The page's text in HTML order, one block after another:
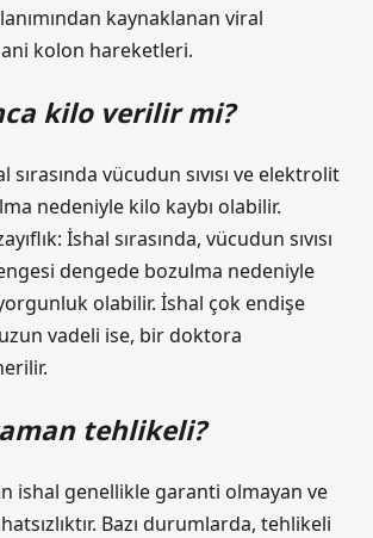
kaynaklanan viral
kolon hareketleri.
kilo verilir mi?
sırasında vücudun sıvısı ve elektrolit
nedeniyle kilo kaybı olabilir.
İshal sırasında, vücudun sıvısı
dengede bozulma nedeniyle
olabilir. İshal çok endişe
vadeli ise, bir doktora
tehlikeli?
ishal genellikle garanti olmayan ve
Bazı durumlarda, tehlikeli